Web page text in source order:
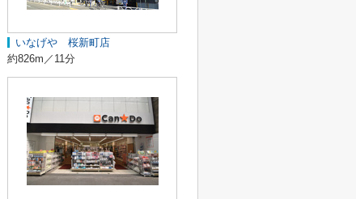
いなげや 桜新町店
約826m／11分